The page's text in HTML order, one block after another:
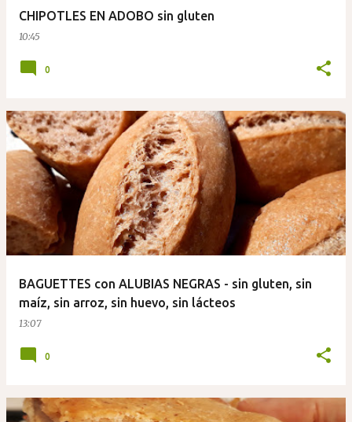
CHIPOTLES EN ADOBO sin gluten
10:45
0
BAGUETTES con ALUBIAS NEGRAS - sin gluten, sin
maíz, sin arroz, sin huevo, sin lácteos
13:07
0